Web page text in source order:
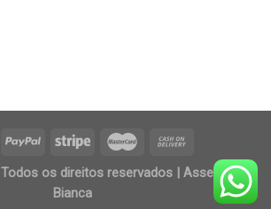
Todos os direitos reservados | Assessoria
Bianca